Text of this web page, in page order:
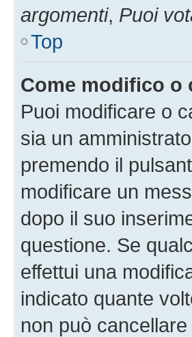
argomenti, Puoi
Top
Come modifico o
Puoi modificare o
sia un
premendo il
modificare un
dopo il suo
questione. Se
effettui una
indicato quante
non può